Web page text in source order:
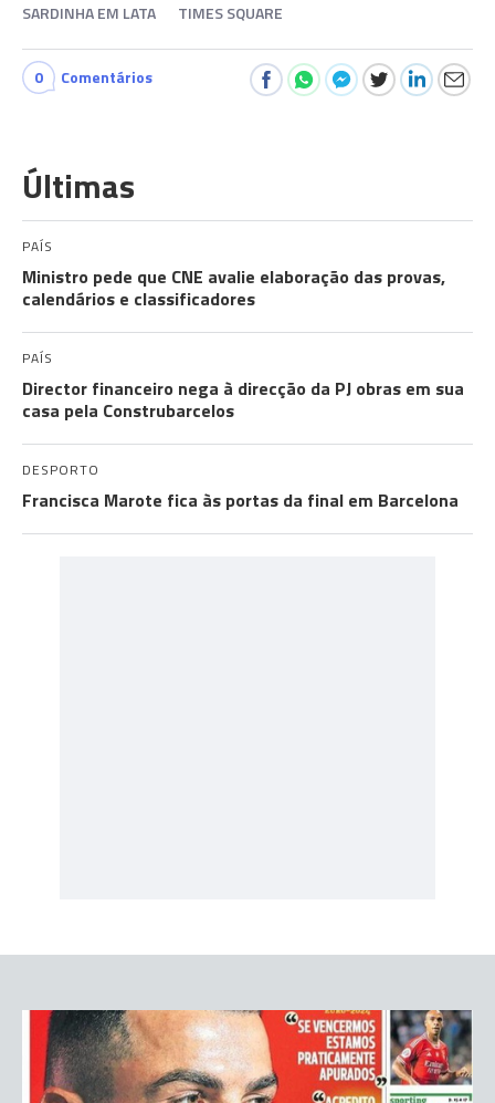
SARDINHA EM LATA TIMES SQUARE
0 Comentários
Últimas
PAÍS
Ministro pede que CNE avalie elaboração das provas,
calendários e classificadores
PAÍS
Director financeiro nega à direcção da PJ obras em sua
casa pela Construbarcelos
DESPORTO
Francisca Marote fica às portas da final em Barcelona